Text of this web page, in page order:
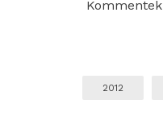
Kommentek
2012